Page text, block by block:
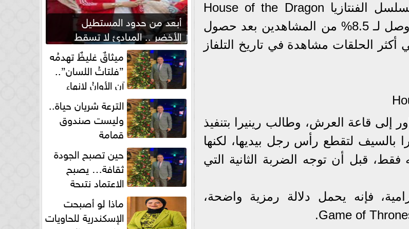
حققت الحلقة الثالثة من الموسم الثالث لمسلسل الفنتازيا House of the Dragon
المستوحى من رواية الجليد والنار، علي تقييم وصل لـ 8.5% من المشاهدين بعد حصول
أكثر الحلقات مشاهدة في تاريخ التلفاز
إلى قاعة العرش، وطالب رينيرا بتنفيذ
بالسيف لتقطع رأس رجل بيديها، لكنها
قبل أن توجه الضربة الثانية التي
فإنه يحمل دلالة رمزية واضحة،
أبعد من حدود المستطيل
الأخضر .. المبادئ لا تسقط
بصفارة الحكم ميثاقٌ غليظٌ تهدمُه
”فلتاتُ اللسان”..
آن الأوانُ لإنهاءِ
فوضى الطلاق الشفهي!الترعة شريان حياة..
وليست صندوق
قمامة
حين تصبح الجودة
ثقافة… يصبح
الاعتماد نتيجة
طبيعية
ماذا لو أصبحت
الإسكندرية للحاويات